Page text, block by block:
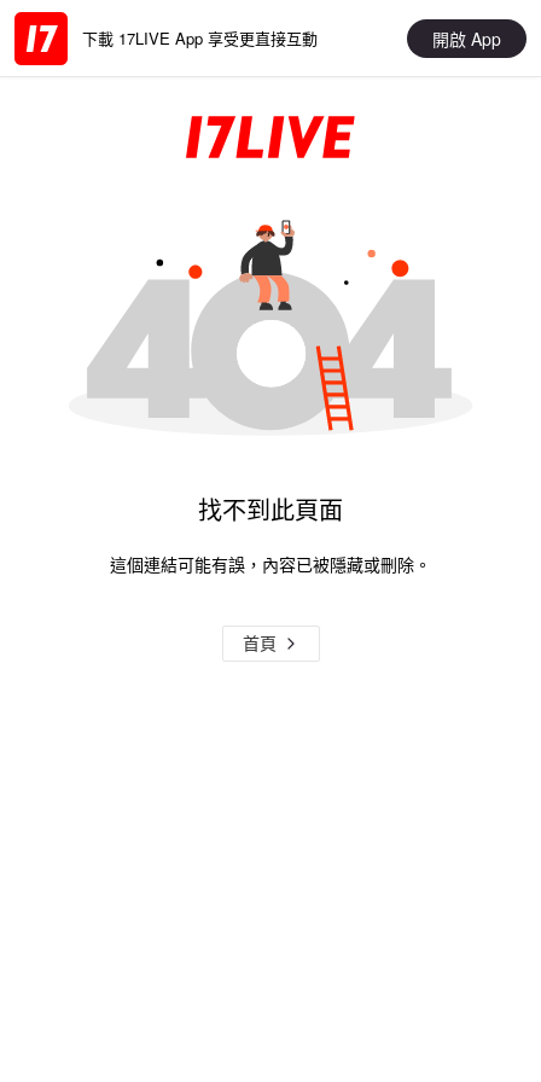
下載 17LIVE App 享受更直接互動 開啟 App
找不到此頁面
這個連結可能有誤，內容已被隱藏或刪除。
首頁